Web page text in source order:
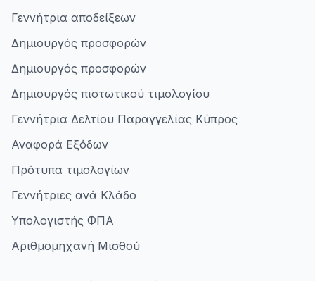
Γεννήτρια αποδείξεων
Δημιουργός προσφορών
Δημιουργός προσφορών
Δημιουργός πιστωτικού τιμολογίου
Γεννήτρια Δελτίου Παραγγελίας Κύπρος
Αναφορά Εξόδων
Πρότυπα τιμολογίων
Γεννήτριες ανά Κλάδο
Υπολογιστής ΦΠΑ
Αριθμομηχανή Μισθού